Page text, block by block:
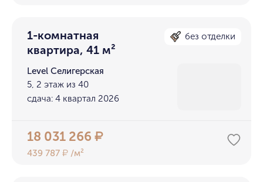
1-комнатная
квартира, 41 м²
без отделки
Level Селигерская
5, 2 этаж из 40
сдача: 4 квартал 2026
18 031 266₽
439 787₽ /м²